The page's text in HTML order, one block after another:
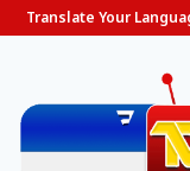
Translate Your